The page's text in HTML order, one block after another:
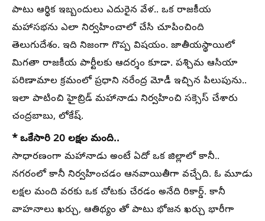
పాటు ఆర్థిక ఇబ్బందులు ఎదురైన వేళ.. ఒక రాజకీయ
మహాసభను ఎలా నిర్వహించాలో చేసి చూపించింది
తెలుగుదేశం. ఇది నిజంగా గొప్ప విషయం. జాతీయస్థాయిలో
మిగతా రాజకీయ పార్టీలకు ఆదర్శం కూడా. పశ్చిమ ఆసియా
పరిణామాల క్రమంలో ప్రధాని నరేంద్ర మోడీ ఇచ్చిన పిలుపును..
ఇలా పాటించి హైబ్రిడ్ మహానాడు నిర్వహించి సక్సెస్ చేశారు
చంద్రబాబు, లోకేష్.
* ఒకేసారి 20 లక్షల మంది..
సాధారణంగా మహానాడు అంటే ఏదో ఒక జిల్లాలో కానీ..
నగరంలో కానీ నిర్వహించడం ఆనవాయితీగా వచ్చేది. ఓ మూడు
లక్షల మంది వరకు ఒక చోటకు చేరడం అనేది రికార్డ్. కానీ
వాహనాలు ఖర్చు, ఆతిథ్యం తో పాటు భోజన ఖర్చు భారీగా